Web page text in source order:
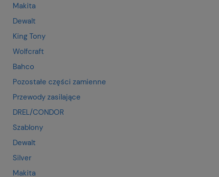
Makita
Dewalt
King Tony
Wolfcraft
Bahco
Pozostałe części zamienne
Przewody zasilające
DREL/CONDOR
Szablony
Dewalt
Silver
Makita